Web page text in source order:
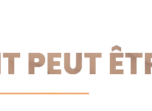
PEUT